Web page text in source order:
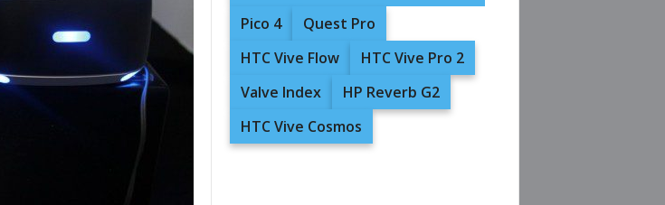
Pico 4
Quest Pro
HTC Vive Flow
HTC Vive Pro 2
Valve Index
HP Reverb G2
HTC Vive Cosmos